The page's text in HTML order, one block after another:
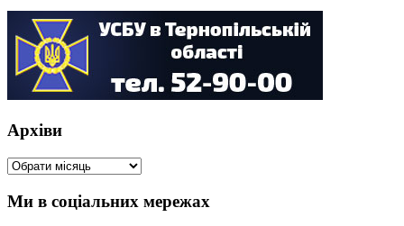
Архіви
Архіви
Ми в соціальних мережах